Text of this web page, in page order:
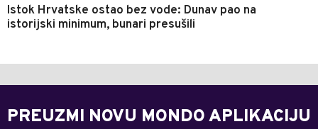
Istok Hrvatske ostao bez vode: Dunav pao na
istorijski minimum, bunari presušili
PREUZMI NOVU MONDO APLIKACIJU